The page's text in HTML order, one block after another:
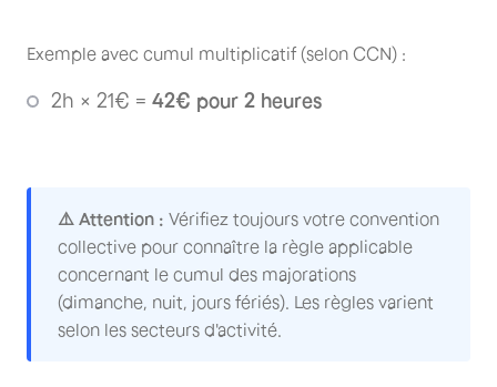
Exemple avec cumul multiplicatif (selon CCN) :
2h × 21€ = 42€ pour 2 heures
⚠️ Attention : Vérifiez toujours votre convention
collective pour connaître la règle applicable
concernant le cumul des majorations
(dimanche, nuit, jours fériés). Les règles varient
selon les secteurs d'activité.